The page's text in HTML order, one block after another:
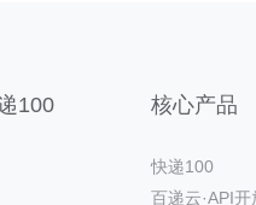
100 核心产品
快递100
百递云·API开